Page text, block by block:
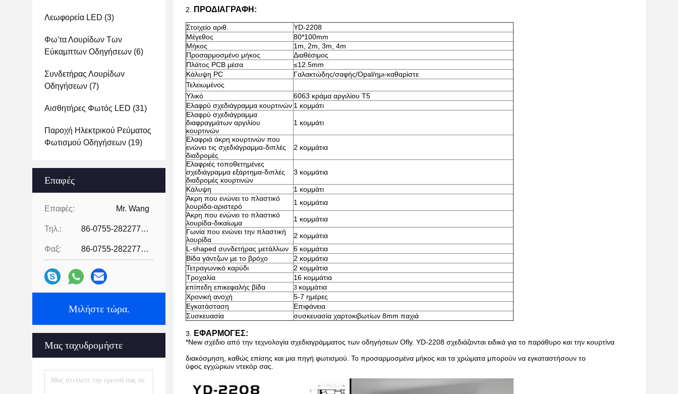
Λεωφορεία LED (3)
Φω'τα Λουρίδων Των
Εύκαμπτων Οδηγήσεων (6)
Συνδετήρας Λουρίδων
Οδηγήσεων (7)
Αισθητήρες Φωτός LED (31)
Παροχή Ηλεκτρικού Ρεύματος
Φωτισμού Οδηγήσεων (19)
Επαφές
Επαφές: Mr. Wang
Τηλ.: 86-0755-28227709
Φαξ: 86-0755-28227709
Μιλήστε τώρα.
Μας ταχυδρομήστε
2. ΠΡΟΔΙΑΓΡΑΦΗ:
Στοιχείο αριθ.
YD-2208
Μέγεθος
80*100mm
Μήκος
1m, 2m, 3m, 4m
Προσαρμοσμένο μήκος
Διαθέσιμος
Πλάτος PCB μέσα
≤12.5mm
Κάλυψη PC
Γαλακτώδης/σαφής/Opal/ημι-καθαρίστε
Τελειωμένος
Υλικό
6063 κράμα αργιλίου T5
Ελαφρύ σχεδιάγραμμα κουρτινών 1 κομμάτι
Ελαφρύ σχεδιάγραμμα
διαφραγμάτων αργιλίου
κουρτινών
1 κομμάτι
Ελαφριά άκρη κουρτινών που
ενώνει τις σχεδιάγραμμα-διπλές
διαδρομές
2 κομμάτια
Ελαφριές τοποθετημένες
σχεδιάγραμμα εξάρτημα-διπλές
διαδρομές κουρτινών
3 κομμάτια
Κάλυψη
1 κομμάτι
Άκρη που ενώνει το πλαστικό
λουρίδα-αριστερό
1 κομμάτια
Άκρη που ενώνει το πλαστικό
λουρίδα-δικαίωμα
1 κομμάτια
Γωνία που ενώνει την πλαστική
λουρίδα
2 κομμάτια
L-shaped συνδετήρας μετάλλων
6 κομμάτια
Βίδα γάντζων με το βρόχο
2 κομμάτια
Τετραγωνικό καρύδι
2 κομμάτια
Τροχαλία
16 κομμάτια
επίπεδη επικεφαλής βίδα
3 κομμάτια
Χρονική ανοχή
5-7 ημέρες
Εγκατάσταση
Επιφάνεια
Συσκευασία
συσκευασία χαρτοκιβωτίων 8mm παχιά
3. ΕΦΑΡΜΟΓΕΣ:
*New σχέδιο από την τεχνολογία σχεδιαγράμματος των οδηγήσεων Ofly. YD-2208 σχεδιάζονται ειδικά για το παράθυρο και την κουρτίνα
διακόσμηση, καθώς επίσης και μια πηγή φωτισμού. Το προσαρμοσμένα μήκος και τα χρώματα μπορούν να εγκαταστήσουν το
ύφος εγχώριων ντεκόρ σας.